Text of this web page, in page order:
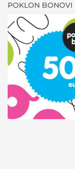
POKLON BONOVI